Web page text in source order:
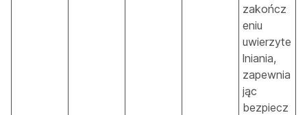
zakończ
eniu
uwierzyte
lniania,
zapewnia
jąc
bezpiecz